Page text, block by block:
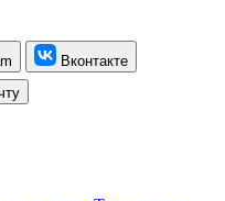
Вконтакте